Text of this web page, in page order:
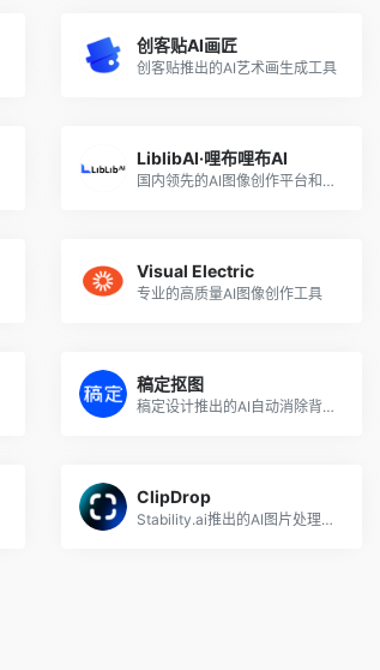
创客贴AI画匠
创客贴推出的AI艺术画生成工具
LiblibAI·哩布哩布AI
国内领先的AI图像创作平台和模型分享社区
Visual Electric
专业的高质量AI图像创作工具
稿定抠图
稿定设计推出的AI自动消除背景工具
ClipDrop
Stability.ai推出的AI图片处理系列工具